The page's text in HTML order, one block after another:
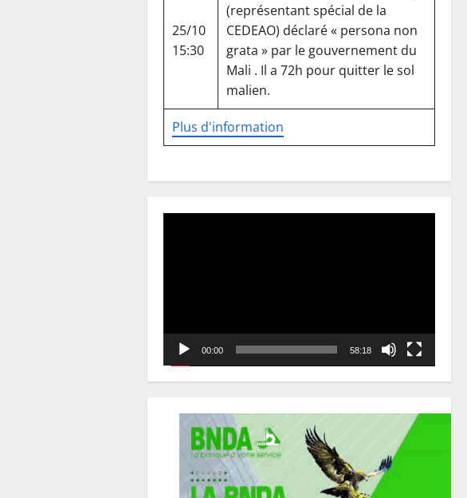
Plus d'information
25/10
15:30
(représentant spécial de la
CEDEAO) déclaré « persona non
grata » par le gouvernement du
Mali . Il a 72h pour quitter le sol
malien.
00:00 58:18